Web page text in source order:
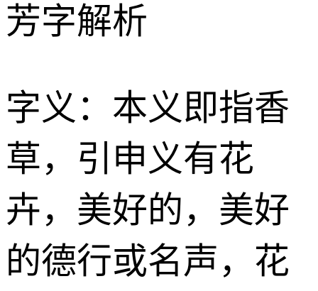
芳字解析
字义：本义即指香
草，引申义有花
卉，美好的，美好
的德行或名声，花